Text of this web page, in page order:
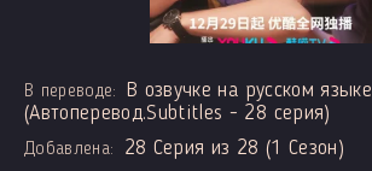
В переводе:
В озвучке на русском языке
(Автоперевод.Subtitles - 28 серия)
Добавлена: 28 Серия из 28 (1 Сезон)